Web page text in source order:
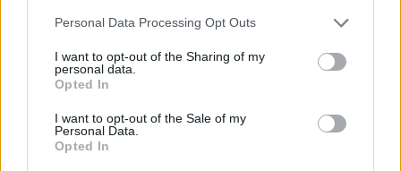
Personal Data Processing Opt Outs
I want to opt-out of the Sharing of my
personal data.
Opted In
I want to opt-out of the Sale of my
Personal Data.
Opted In